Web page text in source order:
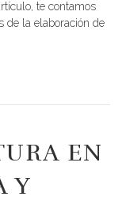
te contamos
de la elaboración de
EN
Y